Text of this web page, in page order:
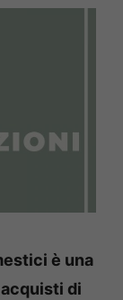
è una
di